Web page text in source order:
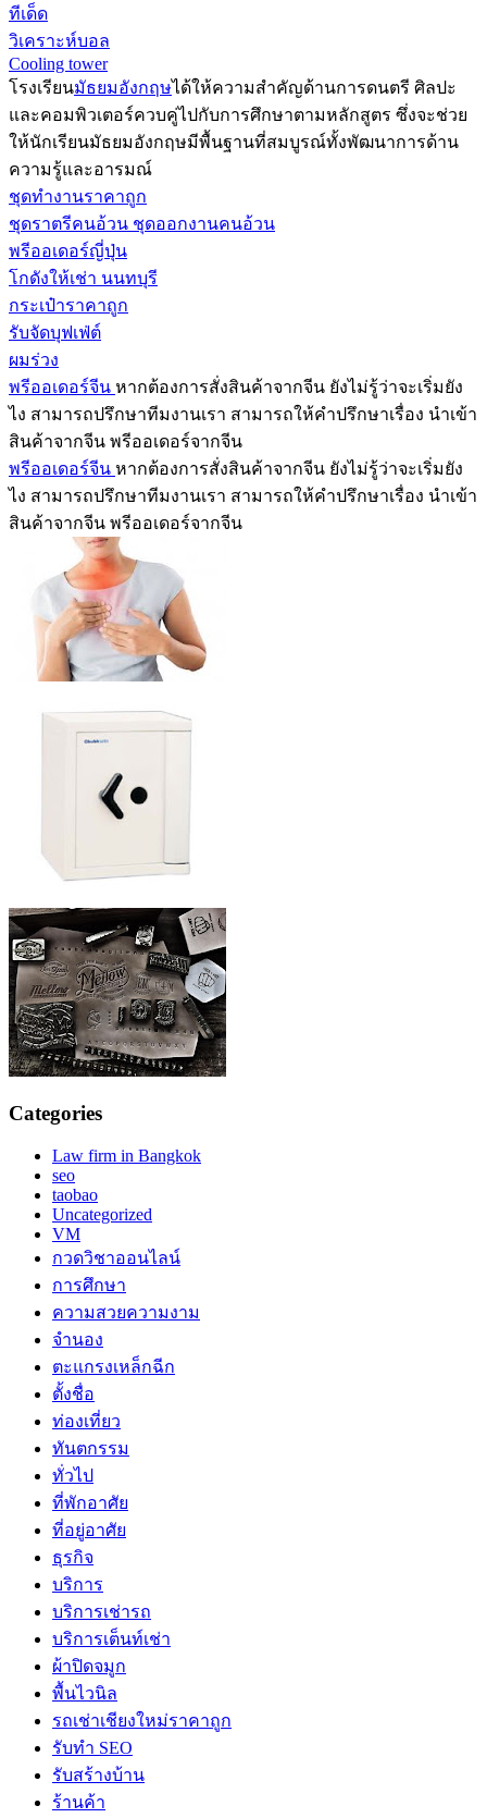
ทีเด็ด
วิเคราะห์บอล
Cooling tower
โรงเรียนมัธยมอังกฤษได้ให้ความสำคัญด้านการดนตรี ศิลปะ
และคอมพิวเตอร์ควบคู่ไปกับการศึกษาตามหลักสูตร ซึ่งจะช่วย
ให้นักเรียนมัธยมอังกฤษมีพื้นฐานที่สมบูรณ์ทั้งพัฒนาการด้าน
ความรู้และอารมณ์
ชุดทำงานราคาถูก
ชุดราตรีคนอ้วน ชุดออกงานคนอ้วน
พรีออเดอร์ญี่ปุ่น
โกดังให้เช่า นนทบุรี
กระเป๋าราคาถูก
รับจัดบุฟเฟ่ต์
ผมร่วง
พรีออเดอร์จีน หากต้องการสั่งสินค้าจากจีน ยังไม่รู้ว่าจะเริ่มยัง
ไง สามารถปรึกษาทีมงานเรา สามารถให้คำปรึกษาเรื่อง นำเข้า
สินค้าจากจีน พรีออเดอร์จากจีน
พรีออเดอร์จีน หากต้องการสั่งสินค้าจากจีน ยังไม่รู้ว่าจะเริ่มยัง
ไง สามารถปรึกษาทีมงานเรา สามารถให้คำปรึกษาเรื่อง นำเข้า
สินค้าจากจีน พรีออเดอร์จากจีน
Categories
Law firm in Bangkok
seo
taobao
Uncategorized
VM
กวดวิชาออนไลน์
การศึกษา
ความสวยความงาม
จำนอง
ตะแกรงเหล็กฉีก
ตั้งชื่อ
ท่องเที่ยว
ทันตกรรม
ทั่วไป
ที่พักอาศัย
ที่อยู่อาศัย
ธุรกิจ
บริการ
บริการเช่ารถ
บริการเต็นท์เช่า
ผ้าปิดจมูก
พื้นไวนิล
รถเช่าเชียงใหม่ราคาถูก
รับทำ SEO
รับสร้างบ้าน
ร้านค้า